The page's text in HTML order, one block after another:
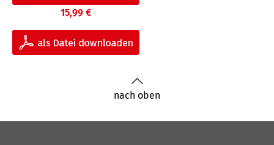
15,99 €
nach oben